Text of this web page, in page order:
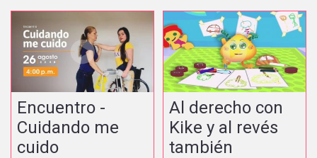
Encuentro -
Cuidando me
cuido
Al derecho con
Kike y al revés
también